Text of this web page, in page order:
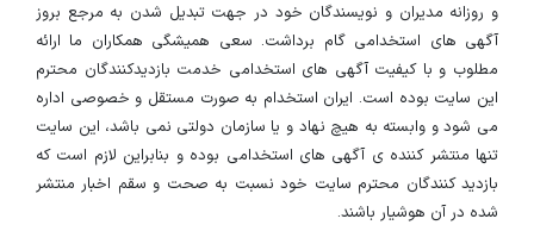
و روزانه مدیران و نویسندگان خود در جهت تبدیل شدن به مرجع بروز
آگهی های استخدامی گام برداشت. سعی همیشگی همکاران ما ارائه
مطلوب و با کیفیت آگهی های استخدامی خدمت بازدیدکنندگان محترم
این سایت بوده است. ایران استخدام به صورت مستقل و خصوصی اداره
می شود و وابسته به هیچ نهاد و یا سازمان دولتی نمی باشد، این سایت
تنها منتشر کننده ی آگهی های استخدامی بوده و بنابراین لازم است که
بازدید کنندگان محترم سایت خود نسبت به صحت و سقم اخبار منتشر
شده در آن هوشیار باشند.